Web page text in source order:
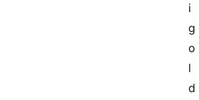
i
g
o
l
d